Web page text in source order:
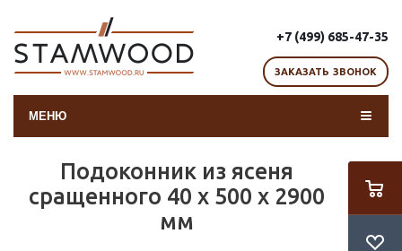
+7 (499) 685-47-35
ЗАКАЗАТЬ ЗВОНОК
МЕНЮ
Подоконник из ясеня
сращенного 40 х 500 х 2900
мм